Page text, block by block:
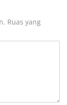
Ruas yang